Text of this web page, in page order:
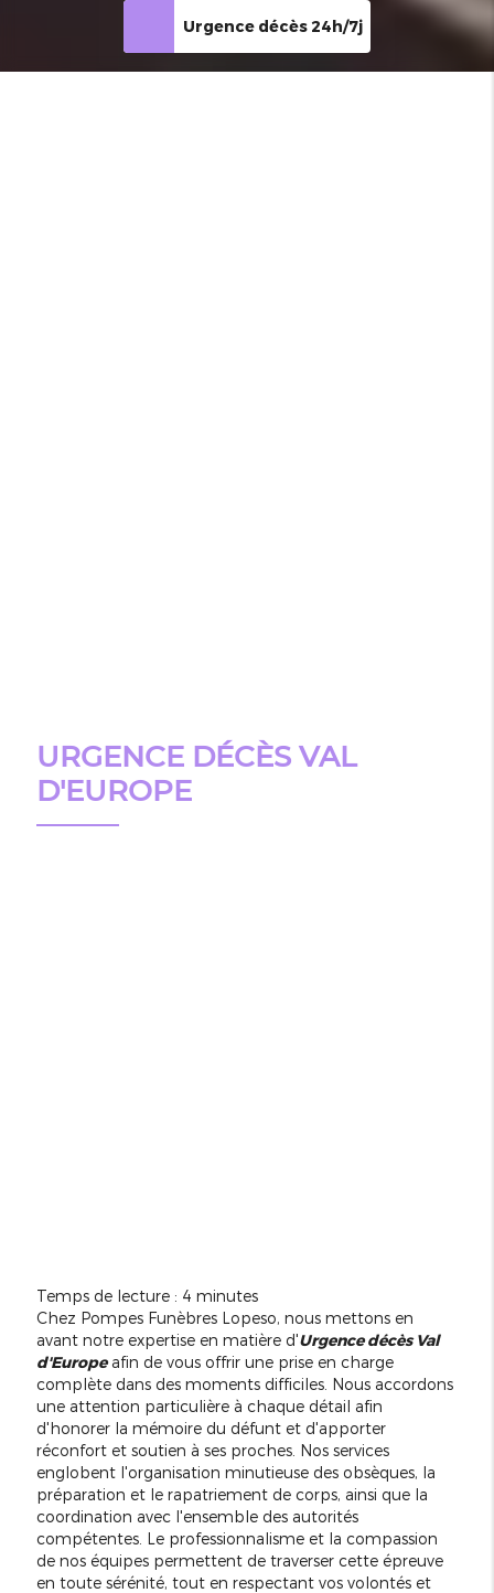
Urgence décès 24h/7j
URGENCE DÉCÈS VAL
D'EUROPE
Temps de lecture : 4 minutes
Chez Pompes Funèbres Lopeso, nous mettons en
avant notre expertise en matière d'Urgence décès Val
d'Europeafin de vous offrir une prise en charge
complète dans des moments difficiles. Nous accordons
une attention particulière à chaque détail afin
d'honorer la mémoire du défunt et d'apporter
réconfort et soutien à ses proches. Nos services
englobent l'organisation minutieuse des obsèques, la
préparation et le rapatriement de corps, ainsi que la
coordination avec l'ensemble des autorités
compétentes. Le professionnalisme et la compassion
de nos équipes permettent de traverser cette épreuve
en toute sérénité, tout en respectant vos volontés et